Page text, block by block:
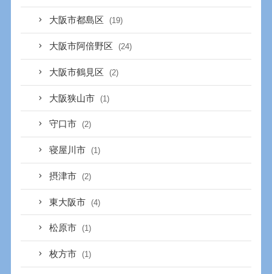
大阪市都島区 (19)
大阪市阿倍野区 (24)
大阪市鶴見区 (2)
大阪狭山市 (1)
守口市 (2)
寝屋川市 (1)
摂津市 (2)
東大阪市 (4)
松原市 (1)
枚方市 (1)